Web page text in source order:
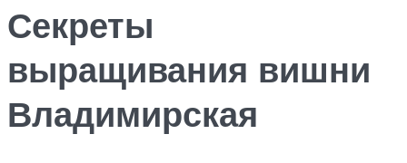
Секреты
выращивания вишни
Владимирская